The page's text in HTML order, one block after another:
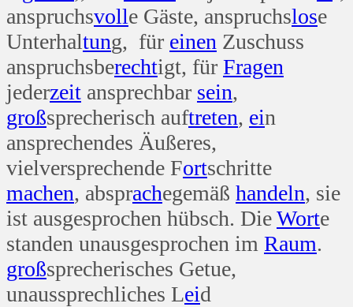
anspruchsvolle Gäste, anspruchslose
Unterhaltung, für einen Zuschuss
anspruchsberechtigt, für Fragen
jederzeit ansprechbar sein,
großsprecherisch auftreten, ein
ansprechendes Äußeres,
vielversprechende Fortschritte
machen, absprachegemäß handeln, sie
ist ausgesprochen hübsch. DieWorte
standen unausgesprochen im Raum.
großsprecherisches Getue,
unaussprechliches Leid